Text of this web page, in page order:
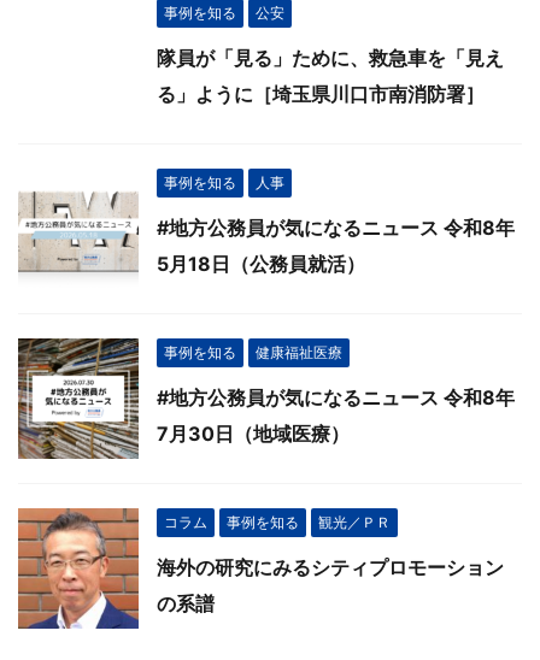
事例を知る 公安
隊員が「見る」ために、救急車を「見え
る」ように［埼玉県川口市南消防署］
事例を知る 人事
#地方公務員が気になるニュース 令和8年
5月18日（公務員就活）
事例を知る 健康福祉医療
#地方公務員が気になるニュース 令和8年
7月30日（地域医療）
コラム 事例を知る 観光／ＰＲ
海外の研究にみるシティプロモーション
の系譜